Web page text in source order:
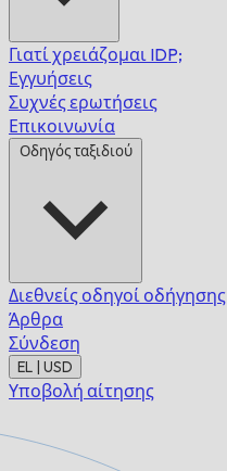
Γιατί χρειάζομαι IDP;
Εγγυήσεις
Συχνές ερωτήσεις
Επικοινωνία
Οδηγός ταξιδιού
Διεθνείς οδηγοί οδήγησης
Άρθρα
Σύνδεση
EL | USD
Υποβολή αίτησης